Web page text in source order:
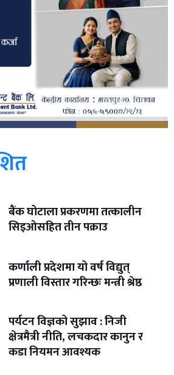
बैंक घोटाला प्रकरणमा तत्कालीन
सिइओसहित तीन पक्राउ
कर्णाली प्रदेशमा यो वर्ष विद्युत्
प्रणाली विस्तार गरिन्छः मन्त्री श्रेष्ठ
पर्यटन विज्ञको सुझाव : निजी
क्षेत्रमैत्री नीति, लचकदार कानुन र
कडा नियमन आवश्यक